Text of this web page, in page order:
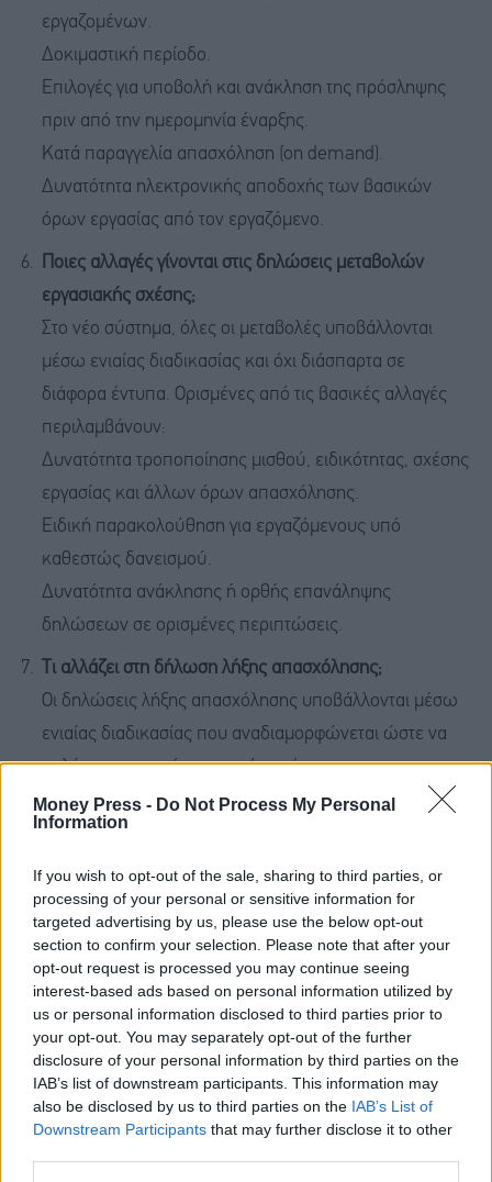
Money Press - Do Not Process My Personal
Information
If you wish to opt-out of the sale, sharing to third parties, or
processing of your personal or sensitive information for
targeted advertising by us, please use the below opt-out
section to confirm your selection. Please note that after your
opt-out request is processed you may continue seeing
interest-based ads based on personal information utilized by
us or personal information disclosed to third parties prior to
your opt-out. You may separately opt-out of the further
disclosure of your personal information by third parties on the
IAB’s list of downstream participants. This information may
also be disclosed by us to third parties on the IAB’s List of
Downstream Participants that may further disclose it to other
εργαζομένων.
Δοκιμαστική περίοδο.
Επιλογές για υποβολή και ανάκληση της πρόσληψης
πριν από την ημερομηνία έναρξης.
Κατά παραγγελία απασχόληση (on demand).
Δυνατότητα ηλεκτρονικής αποδοχής των βασικών
όρων εργασίας από τον εργαζόμενο.
Ποιες αλλαγές γίνονται στις δηλώσεις μεταβολών
εργασιακής σχέσης;
Στο νέο σύστημα, όλες οι μεταβολές υποβάλλονται
μέσω ενιαίας διαδικασίας και όχι διάσπαρτα σε
διάφορα έντυπα. Ορισμένες από τις βασικές αλλαγές
περιλαμβάνουν:
Δυνατότητα τροποποίησης μισθού, ειδικότητας, σχέσης
εργασίας και άλλων όρων απασχόλησης.
Ειδική παρακολούθηση για εργαζόμενους υπό
καθεστώς δανεισμού.
Δυνατότητα ανάκλησης ή ορθής επανάληψης
δηλώσεων σε ορισμένες περιπτώσεις.
Τι αλλάζει στη δήλωση λήξης απασχόλησης;
Οι δηλώσεις λήξης απασχόλησης υποβάλλονται μέσω
ενιαίας διαδικασίας που αναδιαμορφώνεται ώστε να
καλύπτει περισσότερα σενάρια, όπως:
Αυτοδίκαιη λύση κατά τη δοκιμαστική περίοδο.
Οικειοθελής αποχώρηση μετά από όχληση.
Νέα διαδικασία για λήξη σύμβασης ορισμένου χρόνου,
με προσθήκη λόγων περάτωσης.
Νέα δήλωση για λήξη απασχόλησης λόγω θανάτου
εργαζομένου.
Λήξη δανεισμού από επιχείρηση.
Μεταβίβαση σε επιχείρηση.
Πώς θα λειτουργήσει το σύστημα σε δοκιμαστικό
περιβάλλον και τι πρέπει να γνωρίζουν οι επιχειρήσεις;
Η λειτουργία σε δοκιμαστικό περιβάλλον του ΟΠΣ